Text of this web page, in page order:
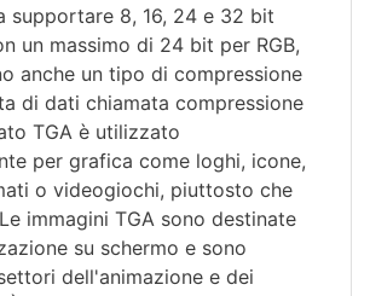
supportare 8, 16, 24 e 32 bit
un massimo di 24 bit per RGB,
anche un tipo di compressione
di dati chiamata compressione
TGA è utilizzato
per grafica come loghi, icone,
o videogiochi, piuttosto che
immagini TGA sono destinate
su schermo e sono
dell'animazione e dei